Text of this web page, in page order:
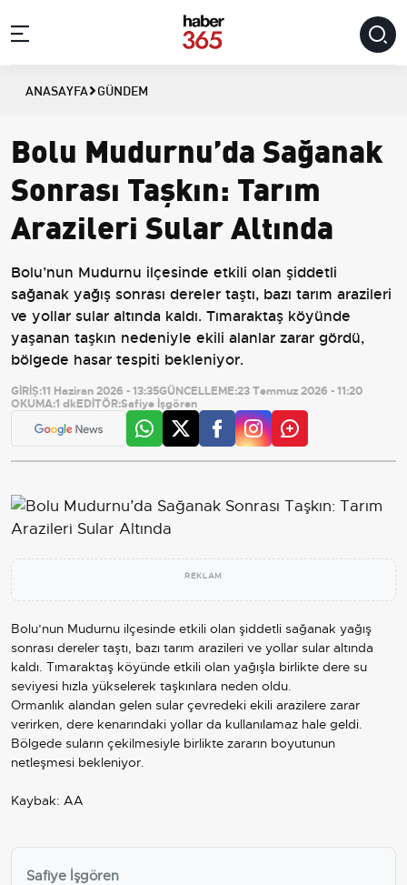
ANASAYFA GÜNDEM
Bolu Mudurnu’da Sağanak
Sonrası Taşkın: Tarım
Arazileri Sular Altında
Bolu’nun Mudurnu ilçesinde etkili olan şiddetli
sağanak yağış sonrası dereler taştı, bazı tarım arazileri
ve yollar sular altında kaldı. Tımaraktaş köyünde
yaşanan taşkın nedeniyle ekili alanlar zarar gördü,
bölgede hasar tespiti bekleniyor.
GİRİŞ:11 Haziran 2026 - 13:35GÜNCELLEME:23 Temmuz 2026 - 11:20
OKUMA:1 dkEDİTÖR:Safiye İşgören
REKLAM
Bolu’nun Mudurnu ilçesinde etkili olan şiddetli sağanak yağış
sonrası dereler taştı, bazı tarım arazileri ve yollar sular altında
kaldı. Tımaraktaş köyünde etkili olan yağışla birlikte dere su
seviyesi hızla yükselerek taşkınlara neden oldu.
Ormanlık alandan gelen sular çevredeki ekili arazilere zarar
verirken, dere kenarındaki yollar da kullanılamaz hale geldi.
Bölgede suların çekilmesiyle birlikte zararın boyutunun
netleşmesi bekleniyor.
Kaybak: AA
Safiye İşgören